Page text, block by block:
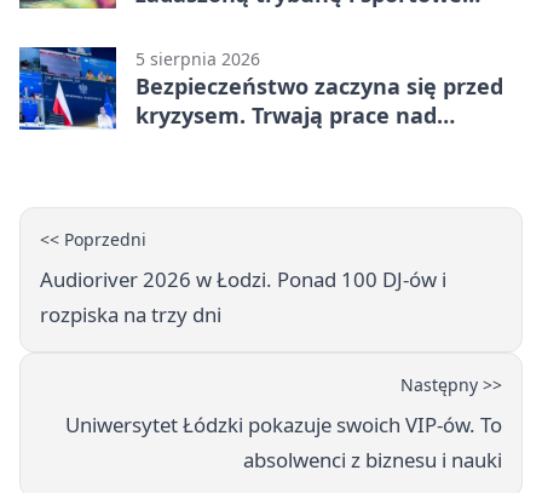
5 sierpnia 2026
Bezpieczeństwo zaczyna się przed
kryzysem. Trwają prace nad
<< Poprzedni
Audioriver 2026 w Łodzi. Ponad 100 DJ-ów i
rozpiska na trzy dni
Następny >>
Uniwersytet Łódzki pokazuje swoich VIP-ów. To
absolwenci z biznesu i nauki